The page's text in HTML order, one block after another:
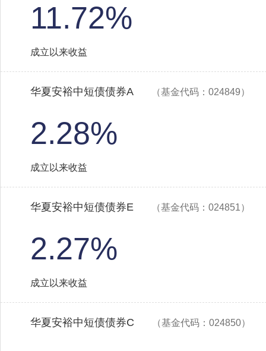
11.72%
成立以来收益
华夏安裕中短债债券A （基金代码：024849）
2.28%
成立以来收益
华夏安裕中短债债券E （基金代码：024851）
2.27%
成立以来收益
华夏安裕中短债债券C （基金代码：024850）